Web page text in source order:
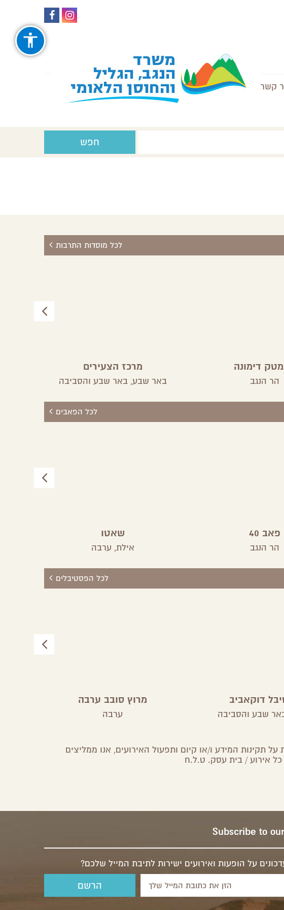
עקבו
אחרינו
ב-
Facebook
עקבו
Instagram
קשר
חפש
לכל מוסדות התרבות
דימונה
הר הנגב
מרכז הצעירים
באר שבע,באר שבע והסביבה
לכל הפאבים
פאב 40
הר הנגב
שאטו
אילת, ערבה
לכל הפסטיבלים
דוקאביב
שבע והסביבה
מרוץ סובב ערבה
ערבה
תקינות המידע ו/או קיום ותפעול האירועים, אנו ממליצים
כל אירוע / בית עסק. ט.ל.ח
Subscribe to
על הופעות ואירועים ישירות לתיבת המייל שלכם?